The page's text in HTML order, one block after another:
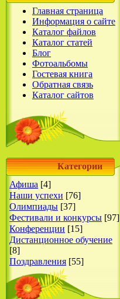
Главная страница
Информация о сайте
Каталог файлов
Каталог статей
Блог
Фотоальбомы
Гостевая книга
Обратная связь
Каталог сайтов
Категории
Афиша [4]
Наши успехи [76]
Олимпиады [37]
Фестивали и конкурсы [97]
Конференции [15]
Дистанционное обучение
[8]
Поздравления [55]